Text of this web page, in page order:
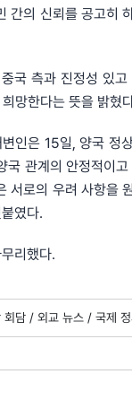
간의 신뢰를 공고히
국 측과 진정성 있
망한다는 뜻을 밝혔
인은 15일, 양국 정
관계의 안정적이
서로의 우려 사항을
였다.
리했다.
회담 / 외교 뉴스 / 국제